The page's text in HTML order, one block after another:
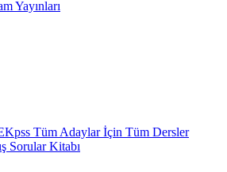
Yayınları